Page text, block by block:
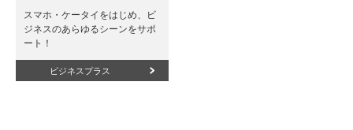
スマホ・ケータイをはじめ、ビ
ジネスのあらゆるシーンをサポ
ート！
ビジネスプラス